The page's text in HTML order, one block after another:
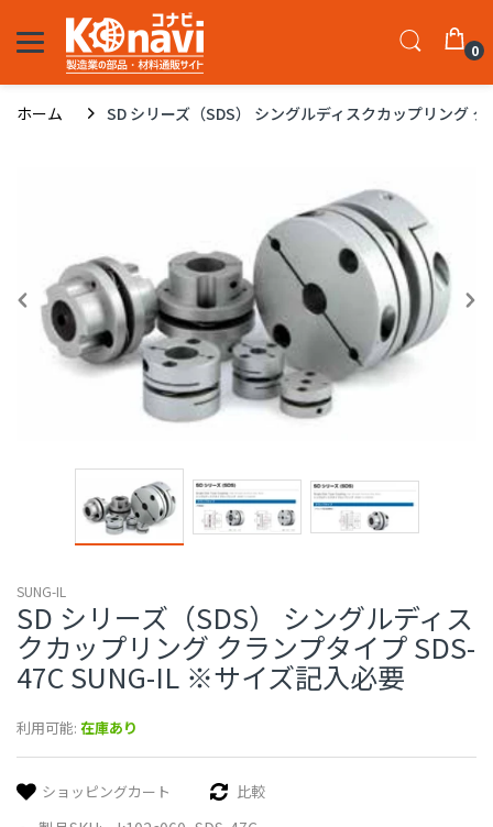
0
ホーム SD シリーズ（SDS） シングルディスクカップリング
SUNG-IL
SD シリーズ（SDS） シングルディス
クカップリング クランプタイプ SDS-
47C SUNG-IL ※サイズ記入必要
利用可能: 在庫あり
ショッピングカート 比較